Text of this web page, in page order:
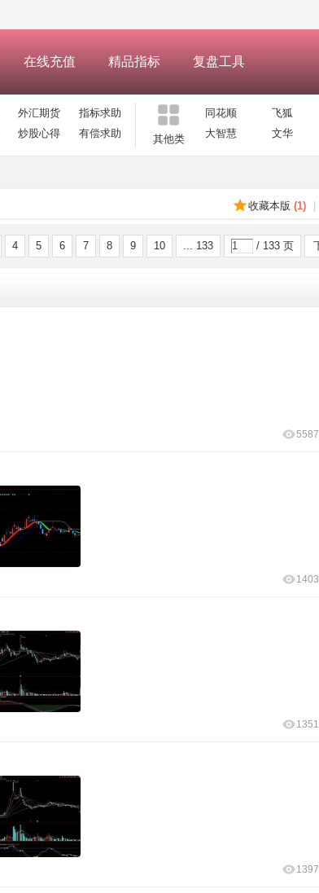
在线充值 精品指标 复盘工具
外汇期货
指标求助
炒股心得 有偿求助 其他类
同花顺
飞狐
大智慧
文华
收藏本版 (1)
4 5 6 7 8 9 10 ... 133 / 133 页
5587
1403
1351
1397